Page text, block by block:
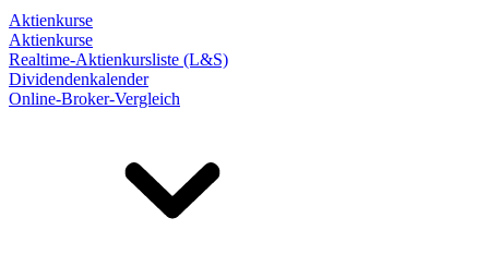
Aktienkurse
Aktienkurse
Realtime-Aktienkursliste (L&S)
Dividendenkalender
Online-Broker-Vergleich